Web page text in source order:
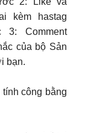
kèm hastag
3: Comment
của bộ Sản
bạn.
công bằng